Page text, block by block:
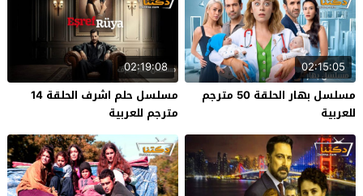
02:15:05
مسلسل بهار الحلقة 50 مترجم
للعربية
02:19:08
مسلسل حلم اشرف الحلقة 14
مترجم للعربية